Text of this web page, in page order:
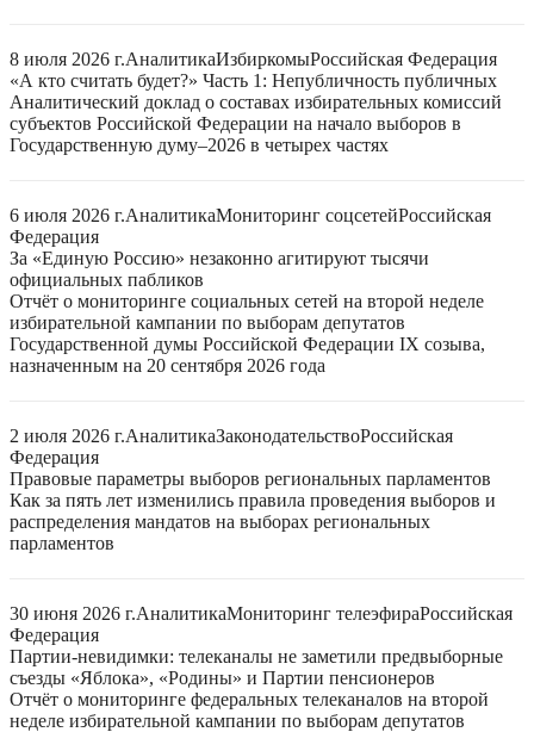
8 июля 2026 г.АналитикаИзбиркомыРоссийская Федерация
«А кто считать будет?» Часть 1: Непубличность публичных
Аналитический доклад о составах избирательных комиссий
субъектов Российской Федерации на начало выборов в
Государственную думу–2026 в четырех частях
6 июля 2026 г.АналитикаМониторинг соцсетейРоссийская
Федерация
За «Единую Россию» незаконно агитируют тысячи
официальных пабликов
Отчёт о мониторинге социальных сетей на второй неделе
избирательной кампании по выборам депутатов
Государственной думы Российской Федерации IX созыва,
назначенным на 20 сентября 2026 года
2 июля 2026 г.АналитикаЗаконодательствоРоссийская
Федерация
Правовые параметры выборов региональных парламентов
Как за пять лет изменились правила проведения выборов и
распределения мандатов на выборах региональных
парламентов
30 июня 2026 г.АналитикаМониторинг телеэфираРоссийская
Федерация
Партии-невидимки: телеканалы не заметили предвыборные
съезды «Яблока», «Родины» и Партии пенсионеров
Отчёт о мониторинге федеральных телеканалов на второй
неделе избирательной кампании по выборам депутатов